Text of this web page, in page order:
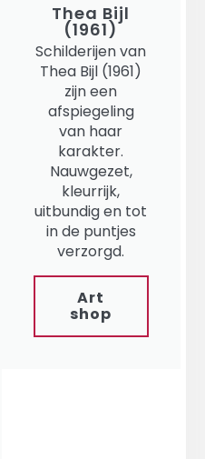
Thea Bijl
(1961)
Schilderijen van
Thea Bijl (1961)
zijn een
afspiegeling
van haar
karakter.
Nauwgezet,
kleurrijk,
uitbundig en tot
in de puntjes
verzorgd.
Art
shop